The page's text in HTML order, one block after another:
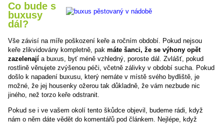
Co bude s
buxusy
dál?
Vše závisí na míře poškození keře a ročním období. Pokud nejsou
keře zlikvidovány kompletně, pak máte šanci, že se výhony opět
zazelenají a buxus, byť méně vzhledný, poroste dál. Zvlášť, pokud
rostlině věnujete zvýšenou péči, včetně zálivky v období sucha. Pokud
došlo k napadení buxusu, který nemáte v místě svého bydliště, je
možné, že jej housenky ožerou tak důkladně, že vám nezbude nic
jiného, než torzo keře odstranit.
Pokud se i ve vašem okolí tento škůdce objevil, budeme rádi, když
nám o něm dáte vědět do komentářů pod článkem. Nejlépe, když